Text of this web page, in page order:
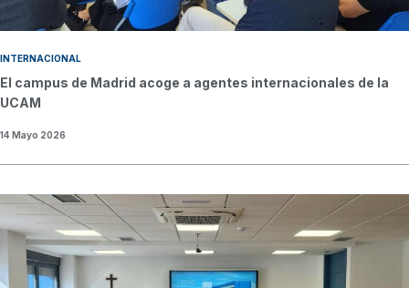
INTERNACIONAL
El campus de Madrid acoge a agentes internacionales de la
UCAM
14 Mayo 2026